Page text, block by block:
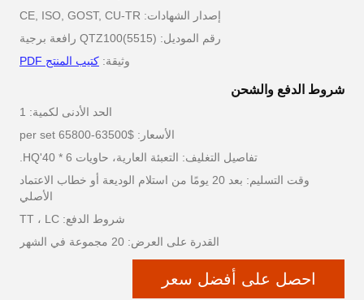
إصدار الشهادات: CE, ISO, GOST, CU-TR
رقم الموديل: QTZ100(5515) رافعة برجية
وثيقة: كتيب المنتج PDF
شروط الدفع والشحن
الحد الأدنى لكمية: 1
الأسعار: $63500-65800 per set
تفاصيل التغليف: التعبئة العارية، حاويات 6 * 40'HQ.
وقت التسليم: بعد 20 يومًا من استلام الوديعة أو خطاب الاعتماد
الأصلي
شروط الدفع: TT ، LC
القدرة على العرض: 20 مجموعة في الشهر
احصل على أفضل سعر